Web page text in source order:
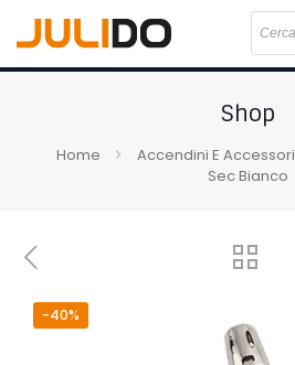
Shop
Home Accendini E Accessori
Sec Bianco
-40%